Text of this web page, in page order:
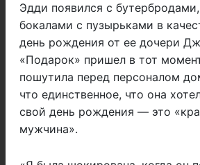
Эдди появился с
бокалами с пузырьками в
день рождения от ее дочери
«Подарок» пришел в тот
пошутила перед персоналом
что единственное, что она
свой день рождения — это
мужчина».